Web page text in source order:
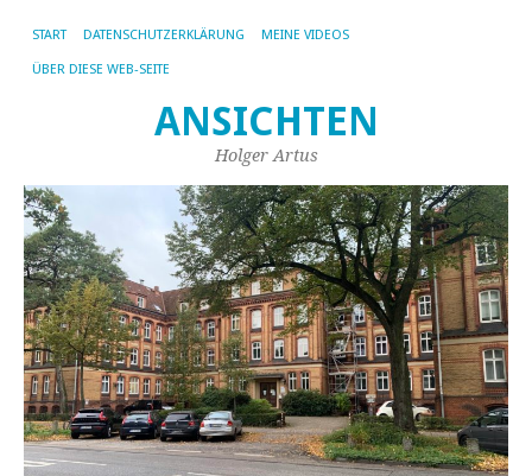
START DATENSCHUTZERKLÄRUNG MEINE VIDEOS
ÜBER DIESE WEB-SEITE
ANSICHTEN
Holger Artus